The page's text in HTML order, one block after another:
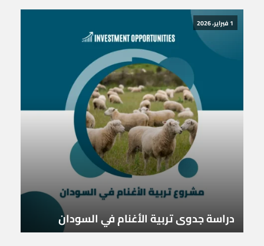
1 فبراير، 2026
دراسة جدوى تربية الأغنام في السودان